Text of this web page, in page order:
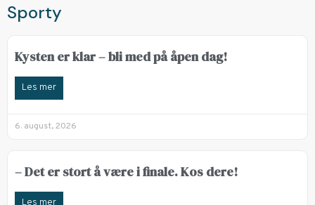
Sporty
Kysten er klar – bli med på åpen dag!
Les mer
6. august, 2026
– Det er stort å være i finale. Kos dere!